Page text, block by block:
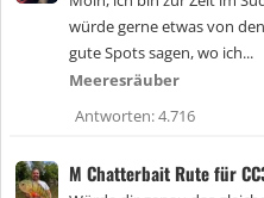
würde gerne etwas von
gute Spots sagen, wo ich...
Meeresräuber
Antworten 4.716
M Chatterbait Rute für